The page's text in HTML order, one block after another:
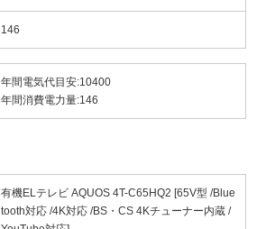
146
年間電気代目安:10400
年間消費電力量:146
有機ELテレビ AQUOS 4T-C65HQ2 [65V型 /Blue
tooth対応 /4K対応 /BS・CS 4Kチューナー内蔵 /